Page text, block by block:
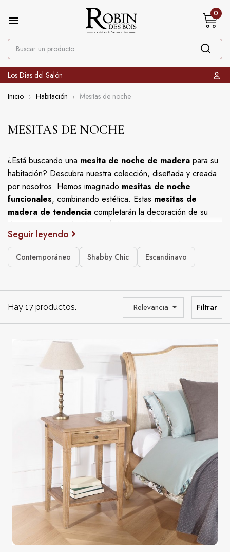
Los Días del Salón

0
Inicio Habitación Mesitas de noche
MESITAS DE NOCHE
¿Está buscando una mesita de noche de maderapara su
habitación? Descubra nuestra colección, diseñada y creada
por nosotros. Hemos imaginado mesitas de noche
funcionales, combinando estética. Estas mesitas de
madera de tendenciacompletarán la decoración de su
dormitorio principal o de una habitación de invitados.
Seguir leyendo
Contemporáneo Shabby Chic Escandinavo
Hay 17 productos. Relevancia  Filtrar